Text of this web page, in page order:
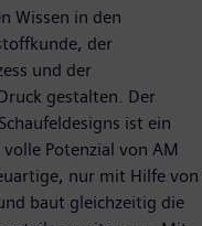
Wissen in den
der
und der
gestalten. Der
ist ein
Potenzial von AM
nur mit Hilfe von
baut gleichzeitig die